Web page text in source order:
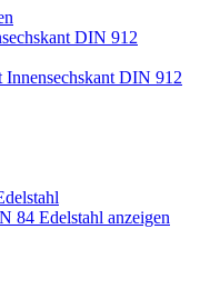
DIN 912
DIN 912
84 Edelstahl anzeigen